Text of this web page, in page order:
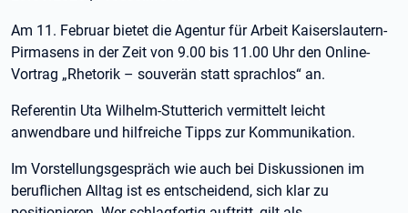
Am 11. Februar bietet die Agentur für Arbeit Kaiserslautern-
Pirmasens in der Zeit von 9.00 bis 11.00 Uhr den Online-
Vortrag „Rhetorik – souverän statt sprachlos“ an.
Referentin Uta Wilhelm-Stutterich vermittelt leicht
anwendbare und hilfreiche Tipps zur Kommunikation.
Im Vorstellungsgespräch wie auch bei Diskussionen im
beruflichen Alltag ist es entscheidend, sich klar zu